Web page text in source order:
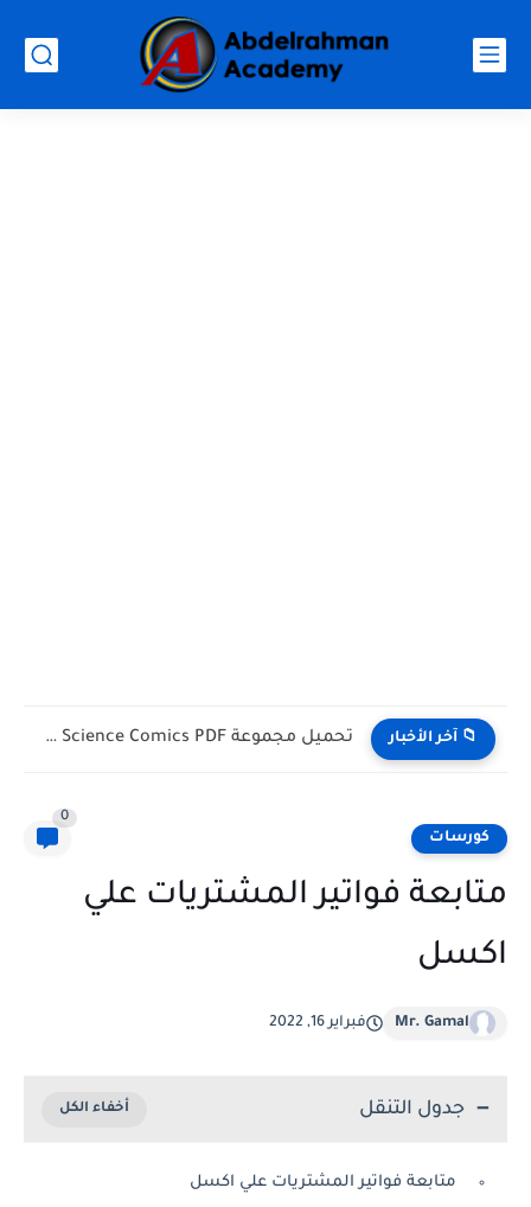
📁 آخر الأخبار تحميل كتب English Idioms مجانا |من كامبريدج English Phrasal Verbs...
كورسات
0
متابعة فواتير المشتريات علي
اكسل
Mr. Gamal فبراير 16, 2022
جدول التنقل
متابعة فواتير المشتريات علي اكسل